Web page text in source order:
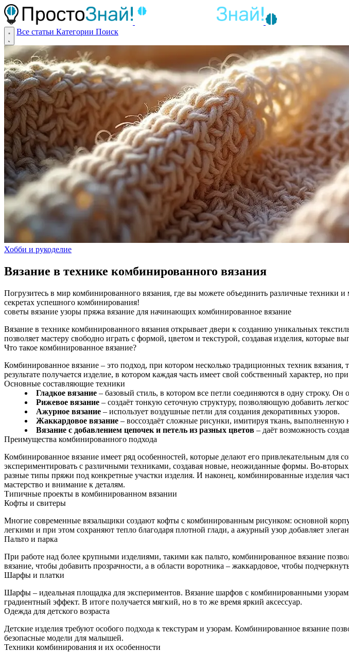
Все статьи Категории Поиск
Хобби и рукоделие
Вязание в технике комбинированного вязания
Погрузитесь в мир комбинированного вязания, где вы можете объединить различные
секретах успешного комбинирования!
советы вязание узоры пряжа вязание для начинающих комбинированное вязание
Вязание в технике комбинированного вязания открывает двери к созданию уникальных
позволяет мастеру свободно играть с формой, цветом и текстурой, создавая изделия,
Что такое комбинированное вязание?
Комбинированное вязание – это подход, при котором несколько традиционных техник
результате получается изделие, в котором каждая часть имеет свой собственный характер, но
Основные составляющие техники
Гладкое вязание – базовый стиль, в котором все петли соединяются в одну строку. Он
Рижевое вязание – создаёт тонкую сеточную структуру, позволяющую добавить
Ажурное вязание – использует воздушные петли для создания декоративных узоров.
Жаккардовое вязание – воссоздаёт сложные рисунки, имитируя ткань, выполненную
Вязание с добавлением цепочек и петель из разных цветов – даёт возможность
Преимущества комбинированного подхода
Комбинированное вязание имеет ряд особенностей, которые делают его привлекательным для
экспериментировать с различными техниками, создавая новые, неожиданные формы. Во-вторых,
разные типы пряжи под конкретные участки изделия. И наконец, комбинированные изделия
мастерство и внимание к деталям.
Типичные проекты в комбинированном вязании
Кофты и свитеры
Многие современные вязальщики создают кофты с комбинированным рисунком: основной
легкими и при этом сохраняют тепло благодаря плотной глади, а ажурный узор добавляет
Пальто и парка
При работе над более крупными изделиями, такими как пальто, комбинированное вязание
вязание, чтобы добавить прозрачности, а в области воротника – жаккардовое, чтобы
Шарфы и платки
Шарфы – идеальная площадка для экспериментов. Вязание шарфов с комбинированными
градиентный эффект. В итоге получается мягкий, но в то же время яркий аксессуар.
Одежда для детского возраста
Детские изделия требуют особого подхода к текстурам и узорам. Комбинированное вязание
безопасные модели для малышей.
Техники комбинирования и их особенности